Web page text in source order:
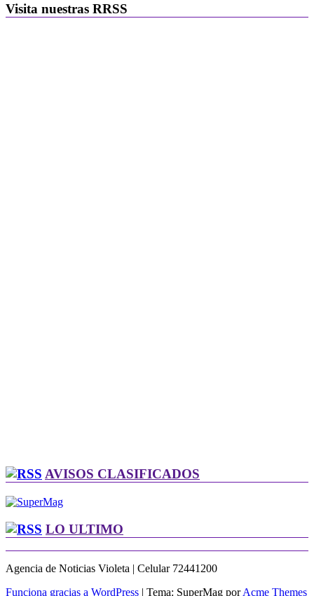
Visita nuestras RRSS
AVISOS CLASIFICADOS
LO ULTIMO
Agencia de Noticias Violeta | Celular 72441200
Funciona gracias a WordPress | Tema: SuperMag porAcme Themes